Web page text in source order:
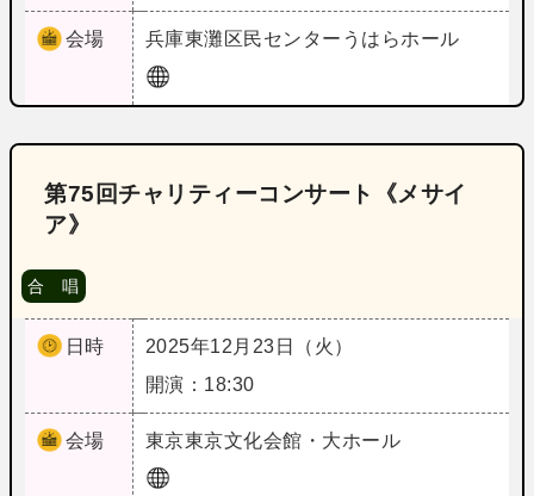
会場 兵庫東灘区民センターうはらホール
第75回チャリティーコンサート《メサイ
ア》
合 唱
日時
2025年12月23日（火）
開演：18:30
会場 東京東京文化会館・大ホール